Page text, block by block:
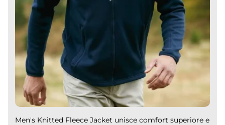
Men's Knitted Fleece Jacket unisce comfort superiore e